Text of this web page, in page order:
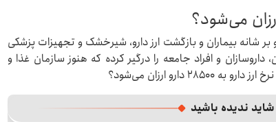
می‌شود؟
شانه بیماران و بازگشت ارز دارو، شیرخشک و تجهیزات پزشکی
داروسازان و افراد جامعه را درگیر کرده که هنوز سازمان غذا و
دارو ارزان می‌شود؟
شاید ندیده باشید